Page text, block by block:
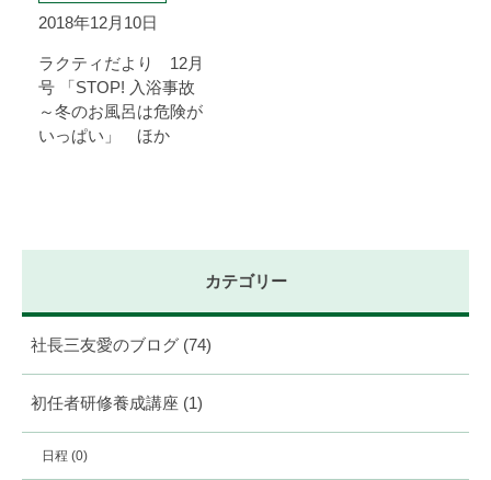
2018年12月10日
ラクティだより 12月
号 「STOP! 入浴事故
～冬のお風呂は危険が
いっぱい」 ほか
カテゴリー
社長三友愛のブログ (74)
初任者研修養成講座 (1)
日程 (0)